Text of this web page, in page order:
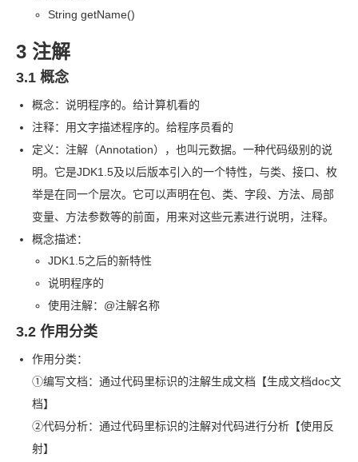
String getName()
3 注解
3.1 概念
概念：说明程序的。给计算机看的
注释：用文字描述程序的。给程序员看的
定义：注解（Annotation），也叫元数据。一种代码级别的说
明。它是JDK1.5及以后版本引入的一个特性，与类、接口、枚
举是在同一个层次。它可以声明在包、类、字段、方法、局部
变量、方法参数等的前面，用来对这些元素进行说明，注释。
概念描述：
JDK1.5之后的新特性
说明程序的
使用注解：@注解名称
3.2 作用分类
作用分类：
①编写文档：通过代码里标识的注解生成文档【生成文档doc文
档】
②代码分析：通过代码里标识的注解对代码进行分析【使用反
射】